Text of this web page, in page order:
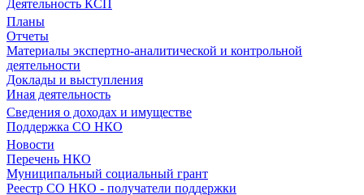
Деятельность КСП
Планы
Отчеты
Материалы экспертно-аналитической и контрольной
деятельности
Доклады и выступления
Иная деятельность
Сведения о доходах и имуществе
Поддержка СО НКО
Новости
Перечень НКО
Муниципальный социальный грант
Реестр СО НКО - получатели поддержки